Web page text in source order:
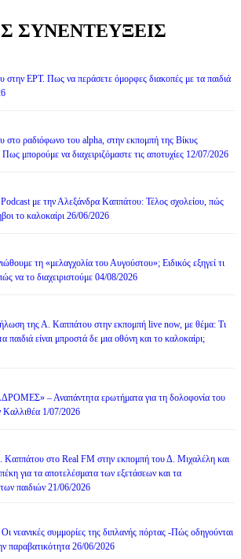
ΣΥΝΕΝΤΕΥΞΕΙΣ
ΕΡΤ. Πως να περάσετε όμορφες διακοπές με τα παιδιά
ραδιόφωνο του alpha, στην εκπομπή της Βίκυς
μπορούμε να διαχειριζόμαστε τις αποτυχίες 12/07/2026
με την Αλεξάνδρα Καππάτου: Τέλος σχολείου, πώς
το καλοκαίρι 26/06/2026
τη «μελαγχολία του Αυγούστου»; Ειδικός εξηγεί τι
να το διαχειριστούμε 04/08/2026
της Α. Καππάτου στην εκπομπή live now, με θέμα: Τι
παιδιά είναι μπροστά δε μια οθόνη και το καλοκαίρι;
– Αναπάντητα ερωτήματα για τη δολοφονία του
Καλλιθέα 1/07/2026
στο Real FM στην εκπομπή του Δ. Μιχαλέλη και
για τα αποτελέσματα των εξετάσεων και τα
παιδιών 21/06/2026
νεανικές συμμορίες της διπλανής πόρτας -Πώς οδηγούνται
παραβατικότητα 26/06/2026